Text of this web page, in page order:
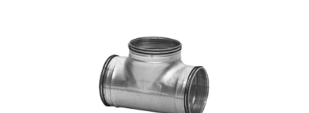
ZVLHČOVAČE VZDUCHU PRŮMYSLOVÉ